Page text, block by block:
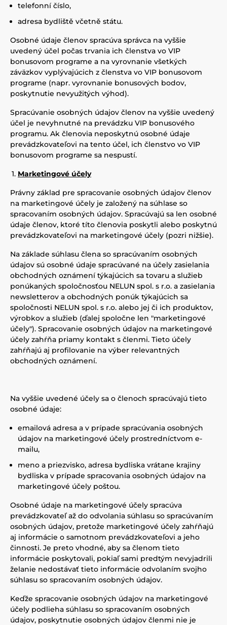
telefonní číslo,
adresa bydliště včetně státu.
Osobné údaje členov spracúva správca na vyššie
uvedený účel počas trvania ich členstva vo VIP
bonusovom programe a na vyrovnanie všetkých
záväzkov vyplývajúcich z členstva vo VIP bonusovom
programe (napr. vyrovnanie bonusových bodov,
poskytnutie nevyužitých výhod).
Spracúvanie osobných údajov členov na vyššie uvedený
účel je nevyhnutné na prevádzku VIP bonusového
programu. Ak členovia neposkytnú osobné údaje
prevádzkovateľovi na tento účel, ich členstvo vo VIP
bonusovom programe sa nespustí.
Marketingové účely
Právny základ pre spracovanie osobných údajov členov
na marketingové účely je založený na súhlase so
spracovaním osobných údajov. Spracúvajú sa len osobné
údaje členov, ktoré títo členovia poskytli alebo poskytnú
prevádzkovateľovi na marketingové účely (pozri nižšie).
Na základe súhlasu člena so spracúvaním osobných
údajov sú osobné údaje spracúvané na účely zasielania
obchodných oznámení týkajúcich sa tovaru a služieb
ponúkaných spoločnosťou NELUN spol. s r.o. a zasielania
newsletterov a obchodných ponúk týkajúcich sa
spoločnosti NELUN spol. s r.o. alebo jej či ich produktov,
výrobkov a služieb (ďalej spoločne len "marketingové
účely"). Spracovanie osobných údajov na marketingové
účely zahŕňa priamy kontakt s členmi. Tieto účely
zahŕňajú aj profilovanie na výber relevantných
obchodných oznámení.
Na vyššie uvedené účely sa o členoch spracúvajú tieto
osobné údaje:
emailová adresa a v prípade spracúvania osobných
údajov na marketingové účely prostredníctvom e-
mailu,
meno a priezvisko, adresa bydliska vrátane krajiny
bydliska v prípade spracovania osobných údajov na
marketingové účely poštou.
Osobné údaje na marketingové účely spracúva
prevádzkovateľ až do odvolania súhlasu so spracúvaním
osobných údajov, pretože marketingové účely zahŕňajú
aj informácie o samotnom prevádzkovateľovi a jeho
činnosti. Je preto vhodné, aby sa členom tieto
informácie poskytovali, pokiaľ sami predtým nevyjadrili
želanie nedostávať tieto informácie odvolaním svojho
súhlasu so spracovaním osobných údajov.
Keďže spracovanie osobných údajov na marketingové
účely podlieha súhlasu so spracovaním osobných
údajov, poskytnutie osobných údajov členmi nie je